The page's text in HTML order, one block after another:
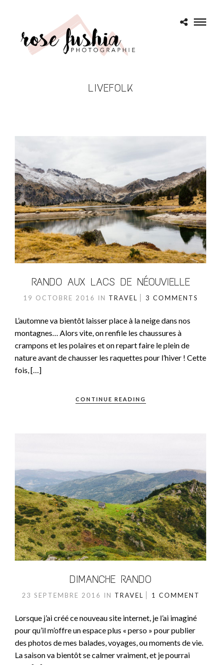
LIVEFOLK
RANDO AUX LACS DE NÉOUVIELLE
19 OCTOBRE 2016 IN TRAVEL 3 COMMENTS
L’automne va bientôt laisser place à la neige dans nos
montagnes… Alors vite, on renfile les chaussures à
crampons et les polaires et on repart faire le plein de
nature avant de chausser les raquettes pour l’hiver ! Cette
fois, […]
CONTINUE READING
DIMANCHE RANDO
23 SEPTEMBRE 2016 IN TRAVEL 1 COMMENT
Lorsque j’ai créé ce nouveau site internet, je l’ai imaginé
pour qu’il m’offre un espace plus « perso » pour publier
des photos de mes balades, voyages, ou moments de vie.
La saison va bientôt se calmer vraiment, et je pourrai